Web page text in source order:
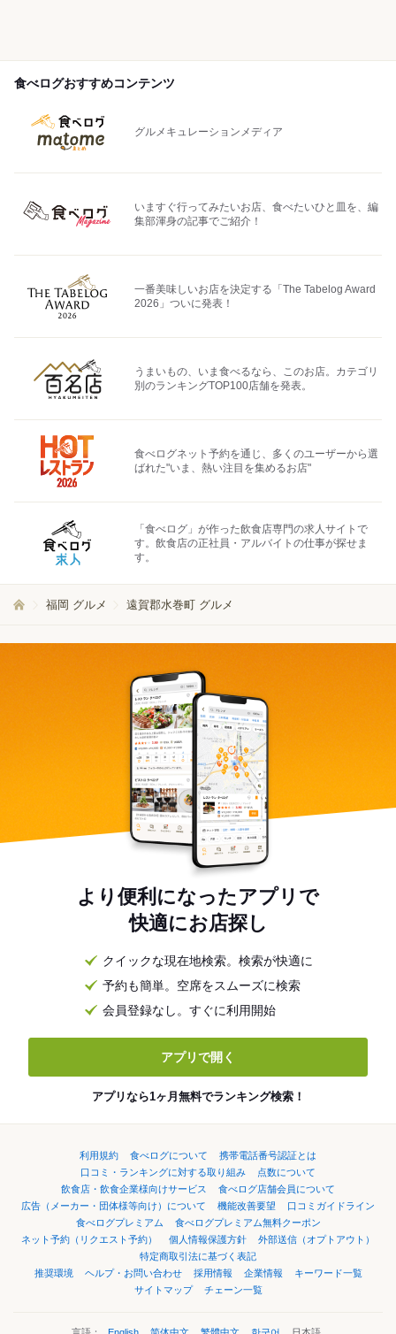
食べログおすすめコンテンツ
グルメキュレーションメディア
いますぐ行ってみたいお店、食べたいひと皿を、編
集部渾身の記事でご紹介！
一番美味しいお店を決定する「The Tabelog Award
2026」ついに発表！
うまいもの、いま食べるなら、このお店。カテゴリ
別のランキングTOP100店舗を発表。
食べログネット予約を通じ、多くのユーザーから選
ばれた"いま、熱い注目を集めるお店"
「食べログ」が作った飲食店専門の求人サイトで
す。飲食店の正社員・アルバイトの仕事が探せま
す。
福岡 グルメ 遠賀郡水巻町 グルメ
より便利になったアプリで
快適にお店探し
クイックな現在地検索。検索が快適に
予約も簡単。空席をスムーズに検索
会員登録なし。すぐに利用開始
アプリで開く
アプリなら1ヶ月無料でランキング検索！
利用規約 食べログについて
携帯電話番号認証とは
口コミ・ランキングに対する取り組み
点数について
飲食店・飲食企業様向けサービス
食べログ店舗会員について
広告（メーカー・団体様等向け）について
機能改善要望
口コミガイドライン
食べログプレミアム
食べログプレミアム無料クーポン
ネット予約（リクエスト予約）
個人情報保護方針
外部送信（オプトアウト）
特定商取引法に基づく表記
推奨環境
ヘルプ・お問い合わせ 採用情報 企業情報
キーワード一覧
サイトマップ
チェーン一覧